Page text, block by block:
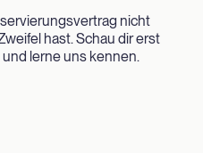
nicht
hast. Schau dir erst
lerne uns kennen.